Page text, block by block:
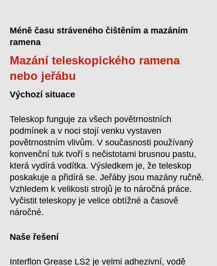
Méně času stráveného čištěním a mazáním
ramena
Mazání teleskopického ramena
nebo jeřábu
Výchozí situace
Teleskop funguje za všech povětrnostních
podmínek a v noci stojí venku vystaven
povětrnostním vlivům. V současnosti používaný
konvenční tuk tvoří s nečistotami brusnou pastu,
která vydírá vodítka. Výsledkem je, že teleskop
poskakuje a přidírá se. Jeřáby jsou mazány ručně.
Vzhledem k velikosti strojů je to náročná práce.
Vyčistit teleskopy je velice obtížné a časově
náročné.
Naše řešení
Interflon Grease LS2 je velmi adhezivní, vodě